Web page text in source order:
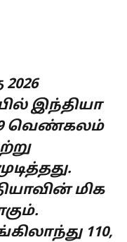
இந்தியா
9 வெண்கலம்
மிக
110,